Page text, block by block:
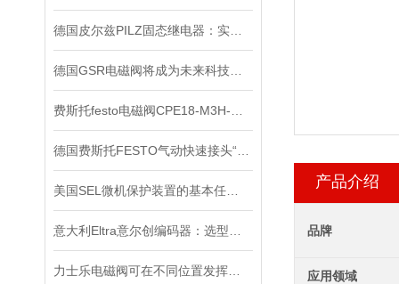
产品介绍
品牌
应用领域